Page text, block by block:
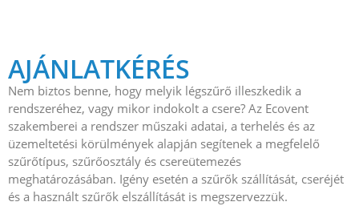
AJÁNLATKÉRÉS
Nem biztos benne, hogy melyik légszűrő illeszkedik a
rendszeréhez, vagy mikor indokolt a csere? Az Ecovent
szakemberei a rendszer műszaki adatai, a terhelés és az
üzemeltetési körülmények alapján segítenek a megfelelő
szűrőtípus, szűrőosztály és csereütemezés
meghatározásában. Igény esetén a szűrők szállítását, cseréjét
és a használt szűrők elszállítását is megszervezzük.